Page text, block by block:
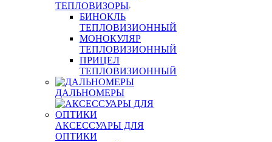
ТЕПЛОВИЗОРЫ
БИНОКЛЬ
ТЕПЛОВИЗИОННЫЙ
МОНОКУЛЯР
ТЕПЛОВИЗИОННЫЙ
ПРИЦЕЛ
ТЕПЛОВИЗИОННЫЙ
ДАЛЬНОМЕРЫ
АКСЕССУАРЫ ДЛЯ
ОПТИКИ